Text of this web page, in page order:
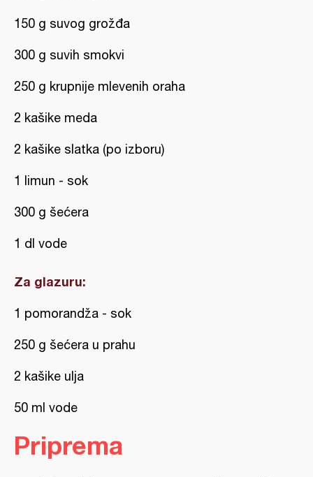
150 g suvog grožđa
300 g suvih smokvi
250 g krupnije mlevenih oraha
2 kašike meda
2 kašike slatka (po izboru)
1 limun - sok
300 g šećera
1 dl vode
Za glazuru:
1 pomorandža - sok
250 g šećera u prahu
2 kašike ulja
50 ml vode
Priprema